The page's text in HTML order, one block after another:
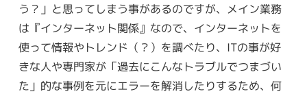
う？」と思ってしまう事があるのですが、メイン業務
は『インターネット関係』なので、インターネットを
使って情報やトレンド（？）を調べたり、ITの事が好
きな人や専門家が「過去にこんなトラブルでつまづい
た」的な事例を元にエラーを解消したりするため、何